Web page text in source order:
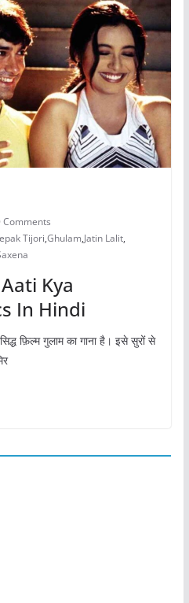
Comments
Tijori,Ghulam,Jatin Lalit,
Aati Kya
In Hindi
फ़िल्म गुलाम का गाना है। इसे सुरों से